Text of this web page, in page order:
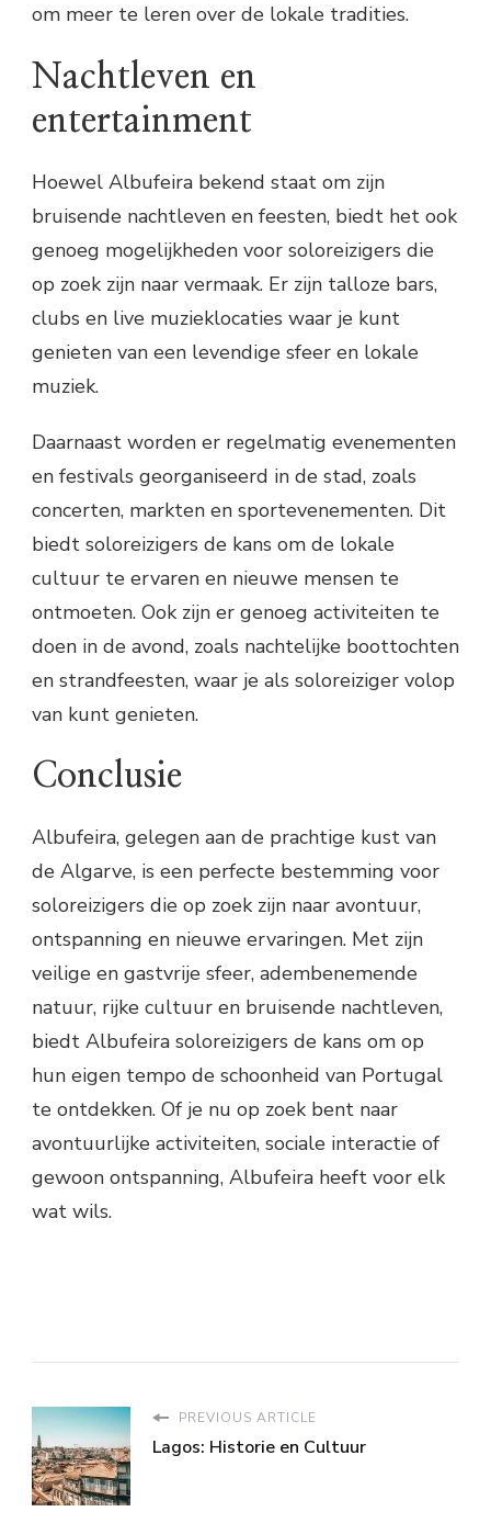
om meer te leren over de lokale tradities.
Nachtleven en
entertainment
Hoewel Albufeira bekend staat om zijn
bruisende nachtleven en feesten, biedt het ook
genoeg mogelijkheden voor soloreizigers die
op zoek zijn naar vermaak. Er zijn talloze bars,
clubs en live muzieklocaties waar je kunt
genieten van een levendige sfeer en lokale
muziek.
Daarnaast worden er regelmatig evenementen
en festivals georganiseerd in de stad, zoals
concerten, markten en sportevenementen. Dit
biedt soloreizigers de kans om de lokale
cultuur te ervaren en nieuwe mensen te
ontmoeten. Ook zijn er genoeg activiteiten te
doen in de avond, zoals nachtelijke boottochten
en strandfeesten, waar je als soloreiziger volop
van kunt genieten.
Conclusie
Albufeira, gelegen aan de prachtige kust van
de Algarve, is een perfecte bestemming voor
soloreizigers die op zoek zijn naar avontuur,
ontspanning en nieuwe ervaringen. Met zijn
veilige en gastvrije sfeer, adembenemende
natuur, rijke cultuur en bruisende nachtleven,
biedt Albufeira soloreizigers de kans om op
hun eigen tempo de schoonheid van Portugal
te ontdekken. Of je nu op zoek bent naar
avontuurlijke activiteiten, sociale interactie of
gewoon ontspanning, Albufeira heeft voor elk
wat wils.
PREVIOUS ARTICLE
Lagos: Historie en Cultuur